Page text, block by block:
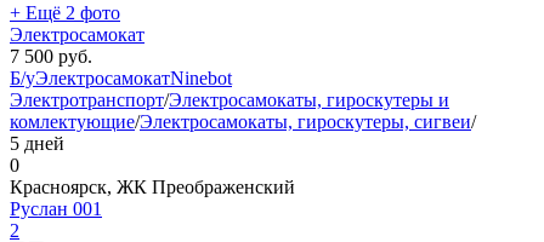
+ Ещё 2 фото
Электросамокат
7 500 руб.
Б/уЭлектросамокатNinebot
Электротранспорт/Электросамокаты, гироскутеры и
комлектующие/Электросамокаты, гироскутеры, сигвеи/
5 дней
0
Красноярск, ЖК Преображенский
Руслан 001
2